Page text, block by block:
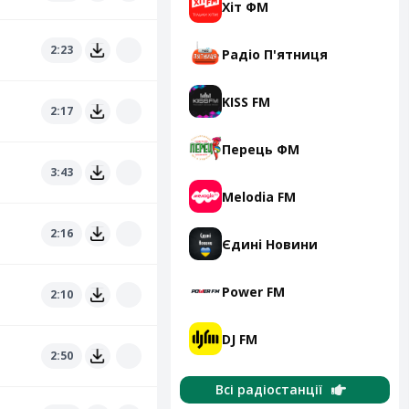
2:23
2:17
3:43
2:16
2:10
2:50
Хіт ФМ
Радіо П'ятниця
KISS FM
Перець ФМ
Melodia FM
Єдині Новини
Power FM
DJ FM
Всі радіостанції